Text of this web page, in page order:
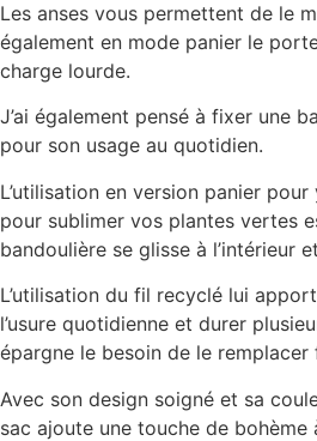
Les anses vous permettent de le
également en mode panier le
charge lourde.
J’ai également pensé à fixer une
pour son usage au quotidien.
L’utilisation en version panier
pour sublimer vos plantes vertes
bandoulière se glisse à l’intérieur
L’utilisation du fil recyclé lui
l’usure quotidienne et durer
épargne le besoin de le remplacer
Avec son design soigné et sa
sac ajoute une touche de bohème